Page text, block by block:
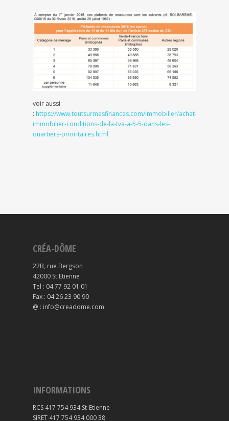
voir aussi
: https://www.toutsurmesfinances.com/immobilier/achat-
immobilier-conditions-de-la-tva-a-5-5-dans-les-
quartiers-prioritaires.html
CRÉA-DÔME
22B, rue Bergson
42000 St Etienne
Tel : 04 77 92 01 01
Fax : 04 26 23 90 90
@ : info@creadome.com
INFORMATIONS
RCS 417 754 934 St-Etienne
SIRET 417 754 934 000 38